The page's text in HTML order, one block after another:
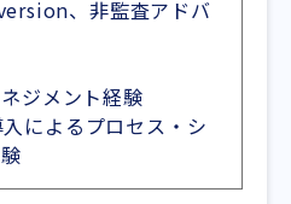
、非監査アドバ
ジメント経験
入によるプロセス・シ